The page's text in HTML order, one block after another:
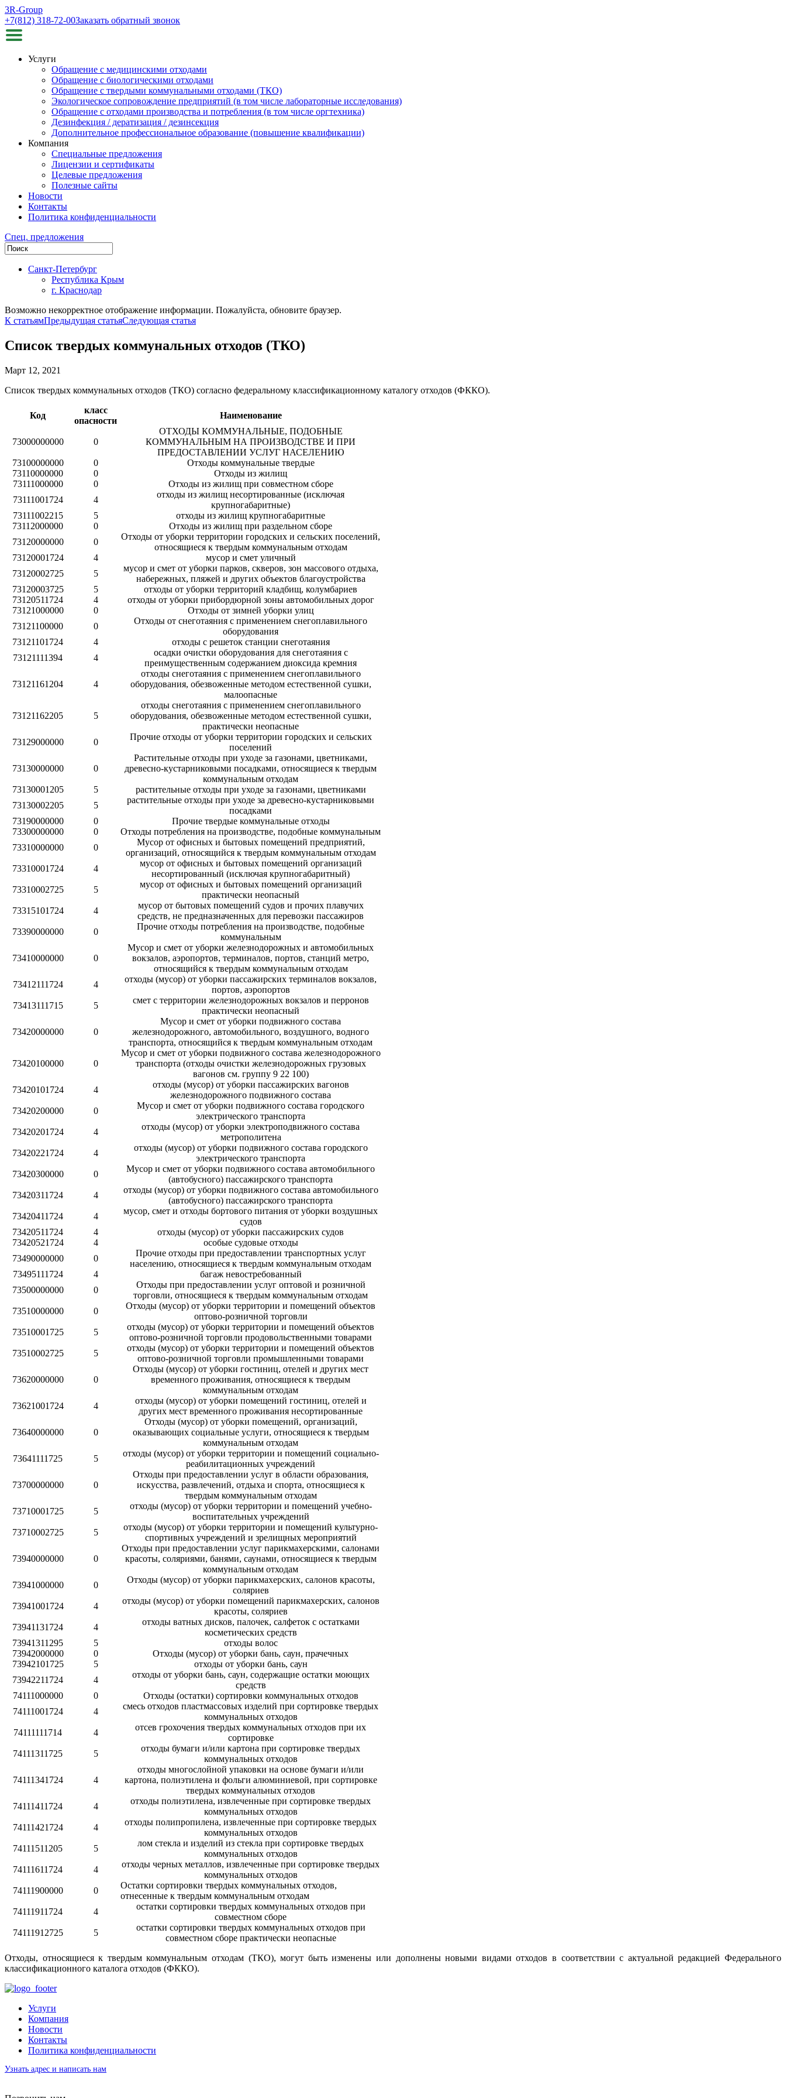
3R-Group
+7(812) 318-72-00Заказать обратный звонок
Услуги
Обращение с медицинскими отходами
Обращение с биологическими отходами
Обращение с твердыми коммунальными отходами (ТКО)
Экологическое сопровождение предприятий (в том числе лабораторные исследования)
Обращение с отходами производства и потребления (в том числе оргтехника)
Дезинфекция / дератизация / дезинсекция
Дополнительное профессиональное образование (повышение квалификации)
Компания
Специальные предложения
Лицензии и сертификаты
Целевые предложения
Полезные сайты
Новости
Контакты
Политика конфиденциальности
Спец. предложения
Санкт-Петербург
Республика Крым
г. Краснодар
Возможно некорректное отображение информации. Пожалуйста, обновите браузер.
К статьямПредыдущая статьяСледующая статья
Список твердых коммунальных отходов (ТКО)
Март 12, 2021
Список твердых коммунальных отходов (ТКО) согласно федеральному классификационному каталогу отходов (ФККО).
Код
класс
опасности
Наименование
73000000000 0
ОТХОДЫ КОММУНАЛЬНЫЕ, ПОДОБНЫЕ
КОММУНАЛЬНЫМ НА ПРОИЗВОДСТВЕ И ПРИ
ПРЕДОСТАВЛЕНИИ УСЛУГ НАСЕЛЕНИЮ
73100000000
0
Отходы коммунальные твердые
73110000000
0
Отходы из жилищ
73111000000
0
Отходы из жилищ при совместном сборе
73111001724
4
отходы из жилищ несортированные (исключая
крупногабаритные)
73111002215
5
отходы из жилищ крупногабаритные
73112000000
0
Отходы из жилищ при раздельном сборе
73120000000
0
Отходы от уборки территории городских и сельских поселений,
относящиеся к твердым коммунальным отходам
73120001724
4
мусор и смет уличный
73120002725
5
мусор и смет от уборки парков, скверов, зон массового отдыха,
набережных, пляжей и других объектов благоустройства
73120003725
5
отходы от уборки территорий кладбищ, колумбариев
73120511724
4
отходы от уборки прибордюрной зоны автомобильных дорог
73121000000
0
Отходы от зимней уборки улиц
73121100000
0
Отходы от снеготаяния с применением снегоплавильного
оборудования
73121101724
4
отходы с решеток станции снеготаяния
73121111394
4
осадки очистки оборудования для снеготаяния с
преимущественным содержанием диоксида кремния
73121161204 4
отходы снеготаяния с применением снегоплавильного
оборудования, обезвоженные методом естественной сушки,
малоопасные
73121162205 5
отходы снеготаяния с применением снегоплавильного
оборудования, обезвоженные методом естественной сушки,
практически неопасные
73129000000
0
Прочие отходы от уборки территории городских и сельских
поселений
73130000000 0
Растительные отходы при уходе за газонами, цветниками,
древесно-кустарниковыми посадками, относящиеся к твердым
коммунальным отходам
73130001205
5
растительные отходы при уходе за газонами, цветниками
73130002205
5
растительные отходы при уходе за древесно-кустарниковыми
посадками
73190000000
0
Прочие твердые коммунальные отходы
73300000000
0
Отходы потребления на производстве, подобные коммунальным
73310000000
0
Мусор от офисных и бытовых помещений предприятий,
организаций, относящийся к твердым коммунальным отходам
73310001724
4
мусор от офисных и бытовых помещений организаций
несортированный (исключая крупногабаритный)
73310002725
5
мусор от офисных и бытовых помещений организаций
практически неопасный
73315101724
4
мусор от бытовых помещений судов и прочих плавучих
средств, не предназначенных для перевозки пассажиров
73390000000
0
Прочие отходы потребления на производстве, подобные
коммунальным
73410000000 0
Мусор и смет от уборки железнодорожных и автомобильных
вокзалов, аэропортов, терминалов, портов, станций метро,
относящийся к твердым коммунальным отходам
73412111724
4
отходы (мусор) от уборки пассажирских терминалов вокзалов,
портов, аэропортов
73413111715
5
смет с территории железнодорожных вокзалов и перронов
практически неопасный
73420000000 0
Мусор и смет от уборки подвижного состава
железнодорожного, автомобильного, воздушного, водного
транспорта, относящийся к твердым коммунальным отходам
73420100000 0
Мусор и смет от уборки подвижного состава железнодорожного
транспорта (отходы очистки железнодорожных грузовых
вагонов см. группу 9 22 100)
73420101724
4
отходы (мусор) от уборки пассажирских вагонов
железнодорожного подвижного состава
73420200000
0
Мусор и смет от уборки подвижного состава городского
электрического транспорта
73420201724
4
отходы (мусор) от уборки электроподвижного состава
метрополитена
73420221724
4
отходы (мусор) от уборки подвижного состава городского
электрического транспорта
73420300000
0
Мусор и смет от уборки подвижного состава автомобильного
(автобусного) пассажирского транспорта
73420311724
4
отходы (мусор) от уборки подвижного состава автомобильного
(автобусного) пассажирского транспорта
73420411724
4
мусор, смет и отходы бортового питания от уборки воздушных
судов
73420511724
4
отходы (мусор) от уборки пассажирских судов
73420521724
4
особые судовые отходы
73490000000
0
Прочие отходы при предоставлении транспортных услуг
населению, относящиеся к твердым коммунальным отходам
73495111724
4
багаж невостребованный
73500000000
0
Отходы при предоставлении услуг оптовой и розничной
торговли, относящиеся к твердым коммунальным отходам
73510000000
0
Отходы (мусор) от уборки территории и помещений объектов
оптово-розничной торговли
73510001725
5
отходы (мусор) от уборки территории и помещений объектов
оптово-розничной торговли продовольственными товарами
73510002725
5
отходы (мусор) от уборки территории и помещений объектов
оптово-розничной торговли промышленными товарами
73620000000 0
Отходы (мусор) от уборки гостиниц, отелей и других мест
временного проживания, относящиеся к твердым
коммунальным отходам
73621001724
4
отходы (мусор) от уборки помещений гостиниц, отелей и
других мест временного проживания несортированные
73640000000 0
Отходы (мусор) от уборки помещений, организаций,
оказывающих социальные услуги, относящиеся к твердым
коммунальным отходам
73641111725
5
отходы (мусор) от уборки территории и помещений социально-
реабилитационных учреждений
73700000000 0
Отходы при предоставлении услуг в области образования,
искусства, развлечений, отдыха и спорта, относящиеся к
твердым коммунальным отходам
73710001725
5
отходы (мусор) от уборки территории и помещений учебно-
воспитательных учреждений
73710002725
5
отходы (мусор) от уборки территории и помещений культурно-
спортивных учреждений и зрелищных мероприятий
73940000000 0
Отходы при предоставлении услуг парикмахерскими, салонами
красоты, соляриями, банями, саунами, относящиеся к твердым
коммунальным отходам
73941000000
0
Отходы (мусор) от уборки парикмахерских, салонов красоты,
соляриев
73941001724
4
отходы (мусор) от уборки помещений парикмахерских, салонов
красоты, соляриев
73941131724
4
отходы ватных дисков, палочек, салфеток с остатками
косметических средств
73941311295
5
отходы волос
73942000000
0
Отходы (мусор) от уборки бань, саун, прачечных
73942101725
5
отходы от уборки бань, саун
73942211724
4
отходы от уборки бань, саун, содержащие остатки моющих
средств
74111000000
0
Отходы (остатки) сортировки коммунальных отходов
74111001724
4
смесь отходов пластмассовых изделий при сортировке твердых
коммунальных отходов
74111111714
4
отсев грохочения твердых коммунальных отходов при их
сортировке
74111311725
5
отходы бумаги и/или картона при сортировке твердых
коммунальных отходов
74111341724 4
отходы многослойной упаковки на основе бумаги и/или
картона, полиэтилена и фольги алюминиевой, при сортировке
твердых коммунальных отходов
74111411724
4
отходы полиэтилена, извлеченные при сортировке твердых
коммунальных отходов
74111421724
4
отходы полипропилена, извлеченные при сортировке твердых
коммунальных отходов
74111511205
5
лом стекла и изделий из стекла при сортировке твердых
коммунальных отходов
74111611724
4
отходы черных металлов, извлеченные при сортировке твердых
коммунальных отходов
74111900000
0
Остатки сортировки твердых коммунальных отходов,
отнесенные к твердым коммунальным отходам
74111911724
4
остатки сортировки твердых коммунальных отходов при
совместном сборе
74111912725
5
остатки сортировки твердых коммунальных отходов при
совместном сборе практически неопасные
Отходы, относящиеся к твердым коммунальным отходам (ТКО), могут быть изменены или дополнены новыми видами отходов в соответствии с актуальной редакцией Федерального
классификационного каталога отходов (ФККО).
Услуги
Компания
Новости
Контакты
Политика конфиденциальности
Узнать адрес и написать нам